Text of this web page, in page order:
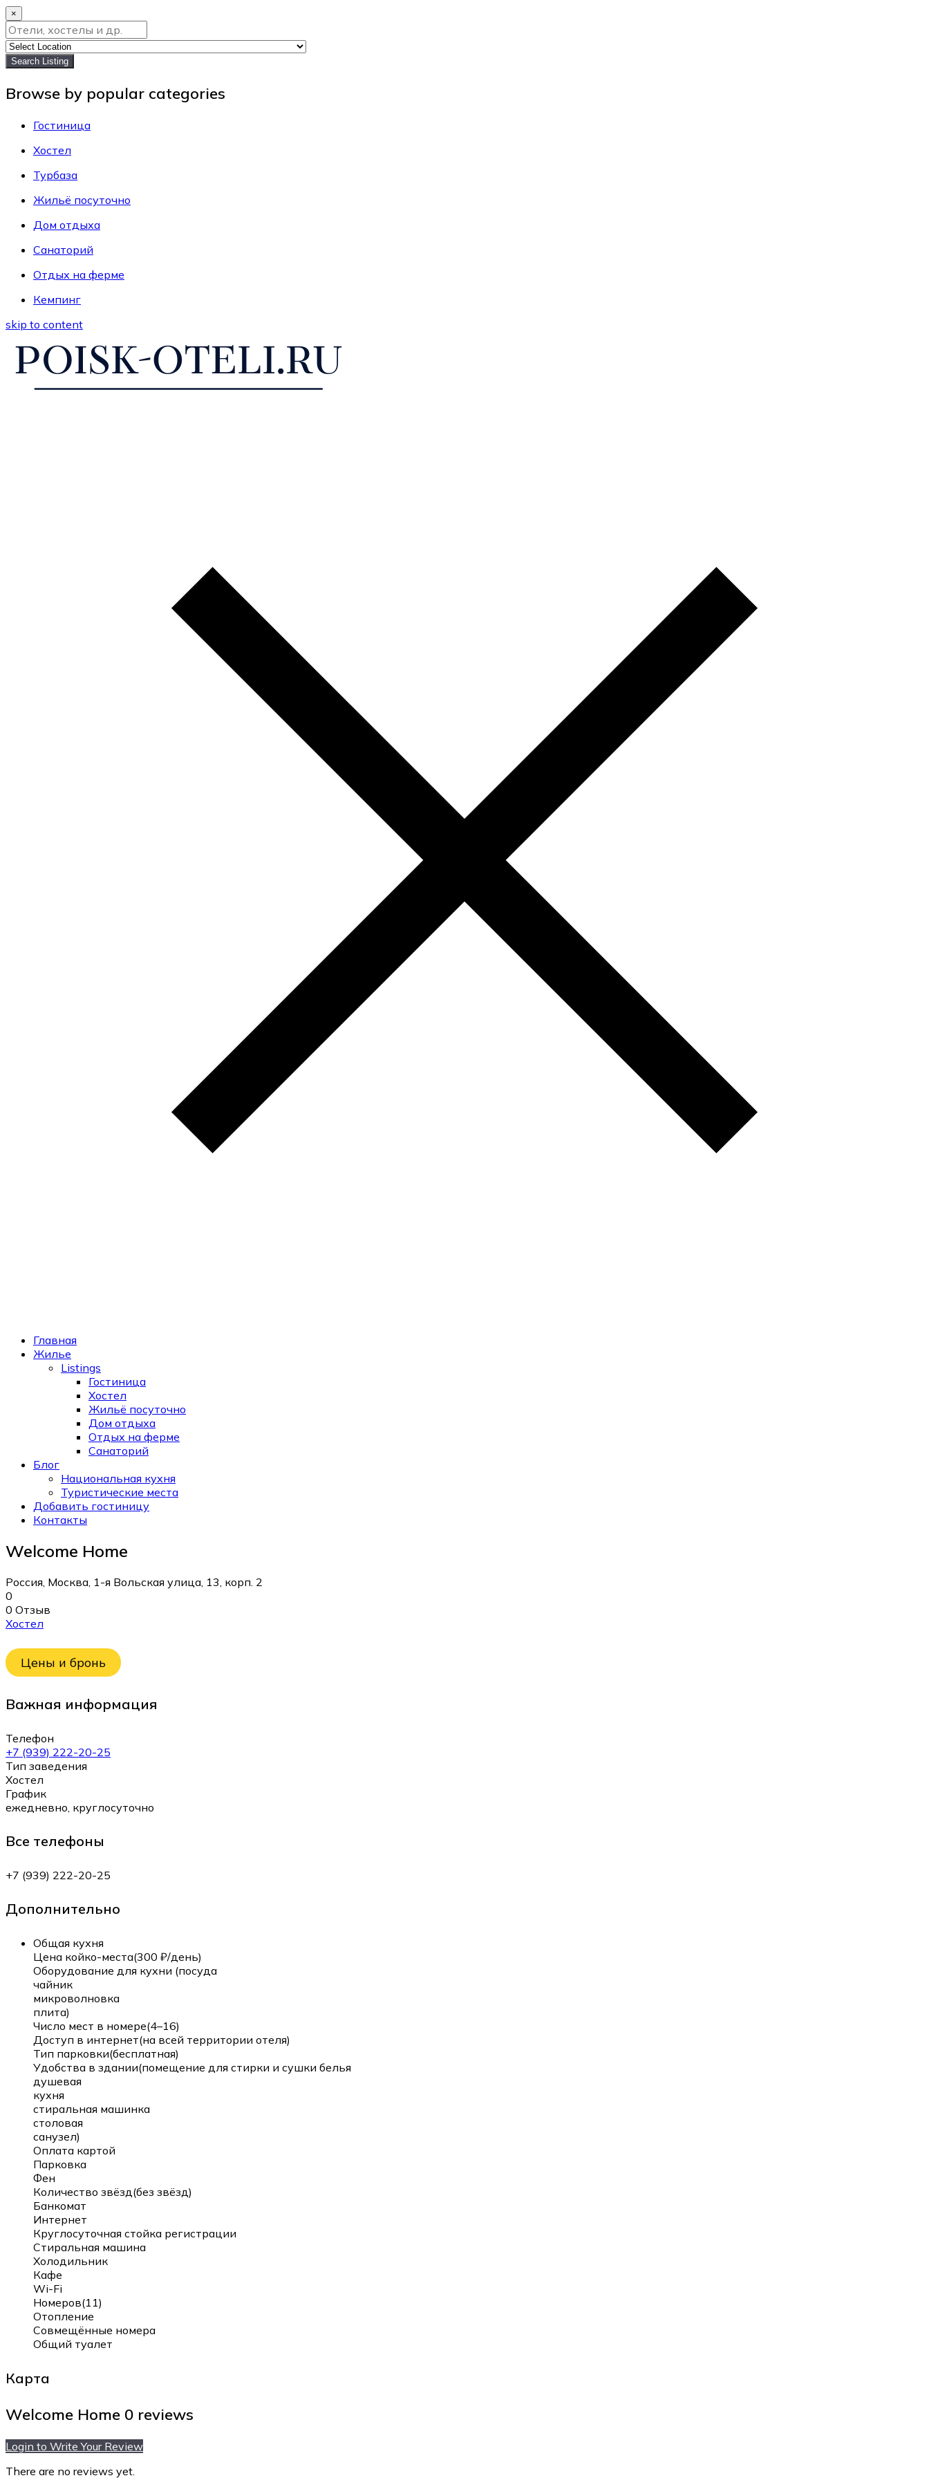
×
Search Listing
Browse by popular categories
Гостиница
Хостел
Турбаза
Жильё посуточно
Дом отдыха
Санаторий
Отдых на ферме
Кемпинг
skip to content
Главная
Жилье
Listings
Гостиница
Хостел
Жильё посуточно
Дом отдыха
Отдых на ферме
Санаторий
Блог
Национальная кухня
Туристические места
Добавить гостиницу
Контакты
Welcome Home
Россия, Москва, 1-я Вольская улица, 13, корп. 2
0
0 Отзыв
Хостел
Цены и бронь
Важная информация
Телефон
+7 (939) 222-20-25
Тип заведения
Хостел
График
ежедневно, круглосуточно
Все телефоны
+7 (939) 222-20-25
Дополнительно
Общая кухня
Цена койко-места(300 ₽/день)
Оборудование для кухни (посуда
чайник
микроволновка
плита)
Число мест в номере(4–16)
Доступ в интернет(на всей территории отеля)
Тип парковки(бесплатная)
Удобства в здании(помещение для стирки и сушки белья
душевая
кухня
стиральная машинка
столовая
санузел)
Оплата картой
Парковка
Фен
Количество звёзд(без звёзд)
Банкомат
Интернет
Круглосуточная стойка регистрации
Стиральная машина
Холодильник
Кафе
Wi-Fi
Номеров(11)
Отопление
Совмещённые номера
Общий туалет
Карта
Welcome Home 0 reviews
Login to Write Your Review
There are no reviews yet.